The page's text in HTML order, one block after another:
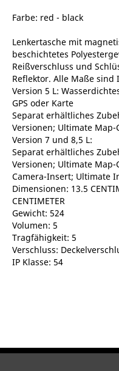
Farbe: red - black
Lenkertasche mit
beschichtetes
Reißverschluss und
Reflektor. Alle Maße sind
Version 5 L:
GPS oder Karte
Separat erhältliches
Versionen; Ultimate Map-
Version 7 und 8,5 L:
Separat erhältliches
Versionen; Ultimate Map-
Camera-Insert; Ultimate
Dimensionen: 13.5
CENTIMETER
Gewicht: 524
Volumen: 5
Tragfähigkeit: 5
Verschluss:
IP Klasse: 54